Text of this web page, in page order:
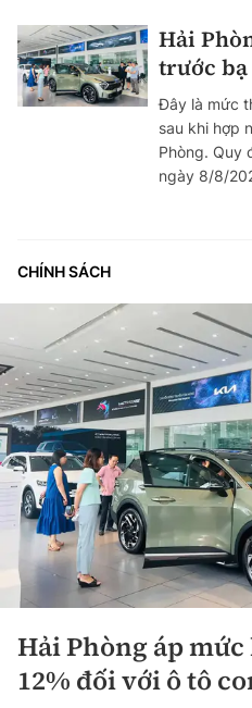
Hải
trước bạ
Đây là mức
sau khi hợp
Phòng. Quy
ngày 8/8/
CHÍNH SÁCH
Hải Phòng áp
12% đối với ô tô